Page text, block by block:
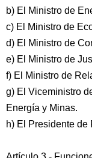
b) El Ministro de
c) El Ministro de
d) El Ministro de
e) El Ministro de
f) El Ministro de
g) El Viceministro
Energía y Minas.
h) El Presidente de